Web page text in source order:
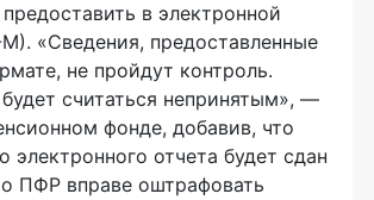
в электронной
«Сведения, предоставленные
не пройдут контроль.
считаться непринятым», —
фонде, добавив, что
электронного отчета будет сдан
ПФР вправе оштрафовать